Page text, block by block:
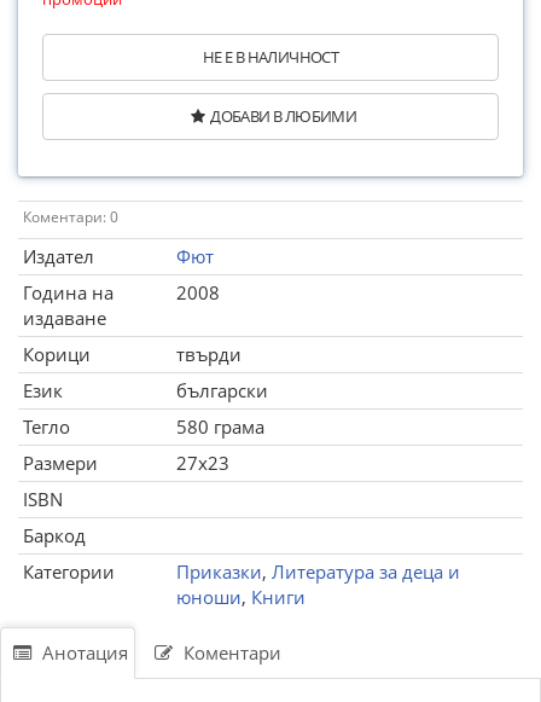
НЕ Е В НАЛИЧНОСТ
ДОБАВИ В ЛЮБИМИ
Коментари: 0
Издател
Фют
Година на
издаване
2008
Корици
твърди
Език
български
Тегло
580 грама
Размери
27x23
ISBN
Баркод
Категории
Приказки, Литература за деца и
юноши, Книги
Анотация Коментари